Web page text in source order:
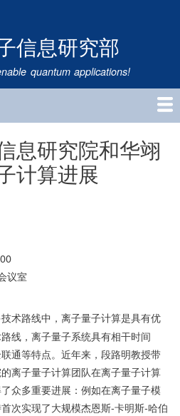
到
主
要
内
信息研究部
quantum applications!
息研究院和华翊
计算进展
议室
术路线中，离子量子计算是具有优
线，离子量子系统具有相干时间
通等特点。近年来，段路明教授带
离子量子计算团队在离子量子计算
众多重要进展：例如在离子量子模
次实现了大规模杰恩斯-卡明斯-哈伯